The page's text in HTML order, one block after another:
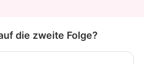
die zweite Folge?